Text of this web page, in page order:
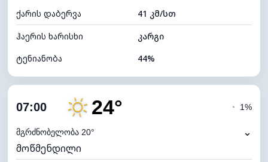
ღრუბლის სიმაღლე 11760 მ
ქარის დაბერვა
41 კმ/სთ
ჰაერის ხარისხი
კარგი
ტენიანობა
44%
ღრუბლიანობა
ნამის წერტილი
ხილვადობა
07:00 24°
მგრძნობელობა 20°
◔ 1%
⌄
მოწმენდილი